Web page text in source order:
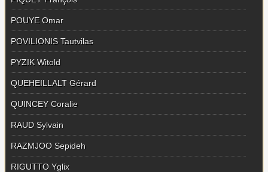
POUYE Omar
POVILIONIS Tautvilas
PYZIK Witold
QUEHEILLALT Gérard
QUINCEY Coralie
RAUD Sylvain
RAZMJOO Sepideh
RIGUTTO Yglix